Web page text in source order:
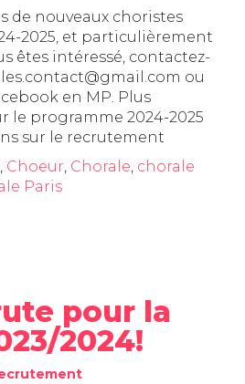
de nouveaux choristes
2025, et particulièrement
êtes intéressé, contactez-
ou
en MP. Plus
le programme 2024-2025
sur le recrutement
Choeur Chorale chorale
Paris
pour la
2024!